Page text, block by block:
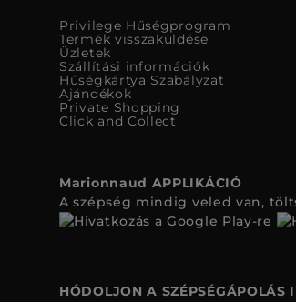
Privilege Hűségprogram
Termék visszaküldése
Üzletek
Szállítási információk
Hűségkártya Szabályzat
Ajándékok
Private Shopping
Click and Collect
Marionnaud APPLIKÁCIÓ
A szépség mindig veled van,
HÓDOLJON A SZÉPSÉGÁPOLÁS